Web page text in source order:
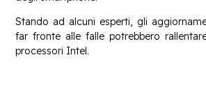
Stando ad alcuni esperti, gli
far fronte alle falle potrebbero
processori Intel.